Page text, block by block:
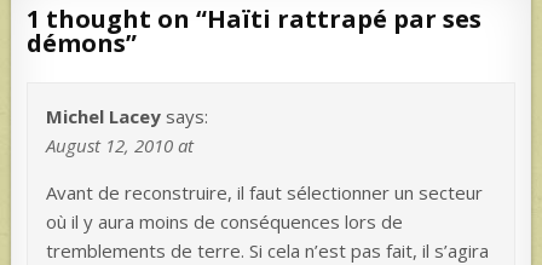
1 thought on “Haïti rattrapé par ses
démons”
Michel Lacey says:
August 12, 2010 at
Avant de reconstruire, il faut sélectionner un secteur
où il y aura moins de conséquences lors de
tremblements de terre. Si cela n’est pas fait, il s’agira